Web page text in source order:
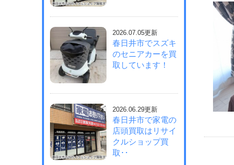
2026.07.05更新
春日井市でスズキ
のセニアカーを買
取しています！
2026.06.29更新
春日井市で家電の
店頭買取はリサイ
クルショップ買
取･･